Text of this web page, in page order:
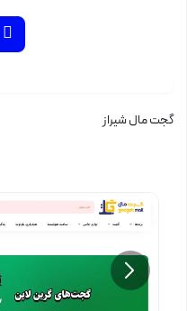
گجت مال شیراز